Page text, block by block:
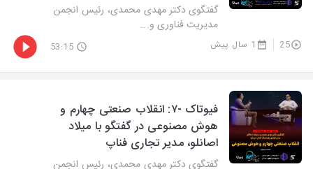
گفتگوی دکتر مهدی محمدی، رئیس انجمن
مدیریت فناوری و...
25 1 سال پیش 53:15
فیوتاک -۷: انقلاب صنعتی چهارم و
هوش مصنوعی در گفتگو با میلاد
اصانلو، مدیر تجاری فناپ
گفتگوی دکتر مهدی محمدی، رئیس انجمن